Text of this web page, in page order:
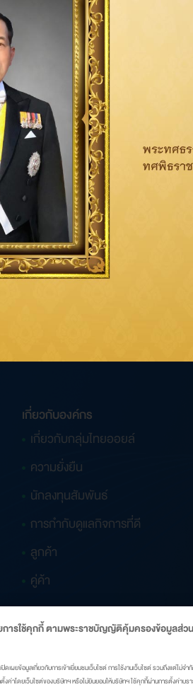
คมส่งเสริมสถาบัน
เกี่ยวกับองค์กร
เกี่ยวกับกลุ่มไทยออยล์
ความยั่งยืน
นักลงทุนสัมพันธ์
การกำกับดูแลกิจการที่ดี
ลูกค้า
คู่ค้า
การใช้คุกกี้ ตามพระราชบัญญัติคุ้มครองข้อมูลส่วน
ผยข้อมูลเกี่ยวกับการเข้าเยี่ยมชมเว็บไซต์ การใช้งานเว็บไซต์ รวมถึงแต่ไม่จำ
ค่าโดยเว็บไซต์ของบริษัทฯ หรือไม่ยินยอมให้บริษัทฯ ใช้คุกกี้ผ่านการตั้งค่าบร